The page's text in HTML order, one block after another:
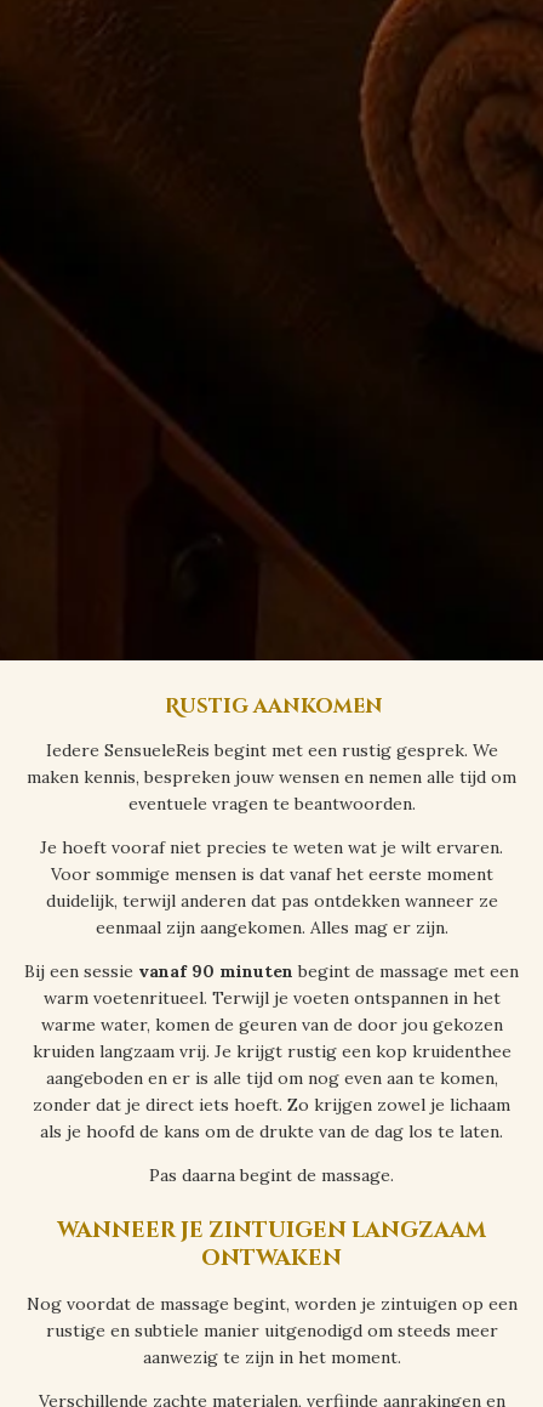
Rustig aankomen
Iedere SensueleReis begint met een rustig gesprek. We
maken kennis, bespreken jouw wensen en nemen alle tijd om
eventuele vragen te beantwoorden.
Je hoeft vooraf niet precies te weten wat je wilt ervaren.
Voor sommige mensen is dat vanaf het eerste moment
duidelijk, terwijl anderen dat pas ontdekken wanneer ze
eenmaal zijn aangekomen. Alles mag er zijn.
Bij een sessie vanaf 90 minuten begint de massage met een
warm voetenritueel. Terwijl je voeten ontspannen in het
warme water, komen de geuren van de door jou gekozen
kruiden langzaam vrij. Je krijgt rustig een kop kruidenthee
aangeboden en er is alle tijd om nog even aan te komen,
zonder dat je direct iets hoeft. Zo krijgen zowel je lichaam
als je hoofd de kans om de drukte van de dag los te laten.
Pas daarna begint de massage.
wanneer je zintuigen langzaam
ontwaken
Nog voordat de massage begint, worden je zintuigen op een
rustige en subtiele manier uitgenodigd om steeds meer
aanwezig te zijn in het moment.
Verschillende zachte materialen, verfijnde aanrakingen en